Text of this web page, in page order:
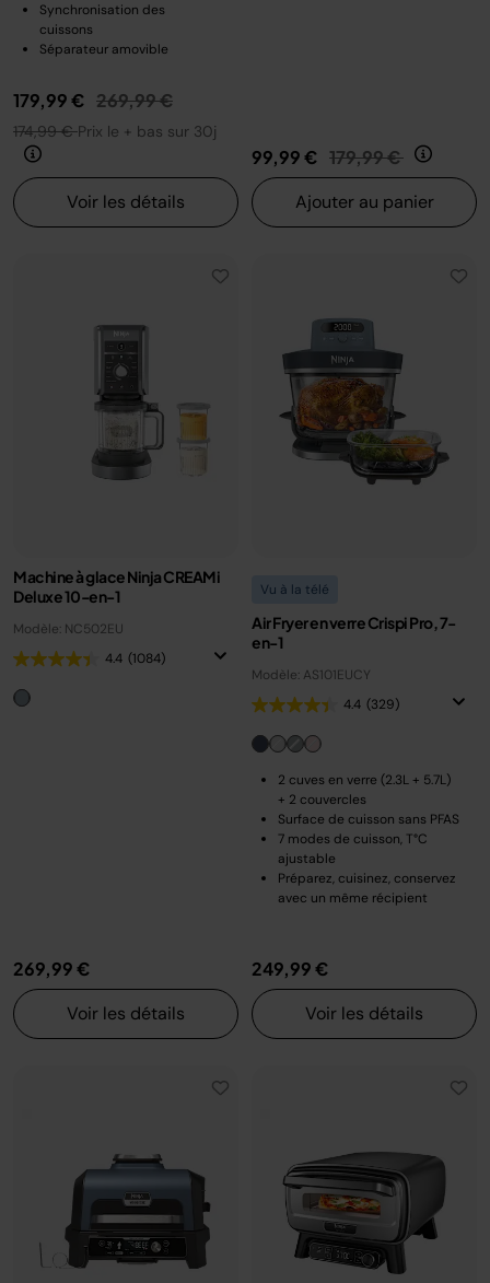
Synchronisation des
cuissons
Séparateur amovible
179,99 € Prix réduit de
269,99 €au
174,99 €Prix le + bas sur 30j
Voir les détails
99,99 € Prix réduit de
179,99 € au
Ajouter au panier
Machine à glace Ninja CREAMi
Deluxe 10-en-1
Modèle: NC502EU
4.4 (1084)
269,99 €
Voir les détails
Vu à la télé
Air Fryer en verre Crispi Pro, 7-
en-1
Modèle: AS101EUCY
4.4 (329)
2 cuves en verre (2.3L + 5.7L)
+ 2 couvercles
Surface de cuisson sans PFAS
7 modes de cuisson, T°C
ajustable
Préparez, cuisinez, conservez
avec un même récipient
249,99 €
Voir les détails